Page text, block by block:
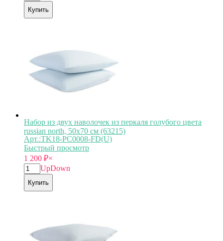
Купить
Набор из двух наволочек из перкаля голубого цвета
russian north, 50х70 см (63215)
Арт.:TK18-PС0008-FD(U)
Быстрый просмотр
1 200 ₽×
UpDown
Купить